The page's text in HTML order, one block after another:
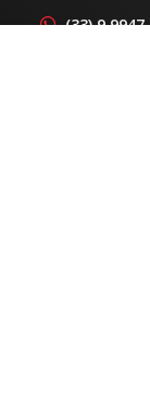
(33) 9